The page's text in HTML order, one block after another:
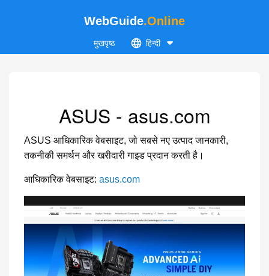
WebGuide.Online
मुखपृष्ठ हिन्दी
ASUS - asus.com
ASUS आधिकारिक वेबसाइट, जो सबसे नए उत्पाद जानकारी,
तकनीकी समर्थन और खरीदारी गाइड प्रदान करती है।
आधिकारिक वेबसाइट: asus.com